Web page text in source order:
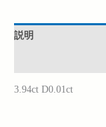
説明
3.94ct D0.01ct